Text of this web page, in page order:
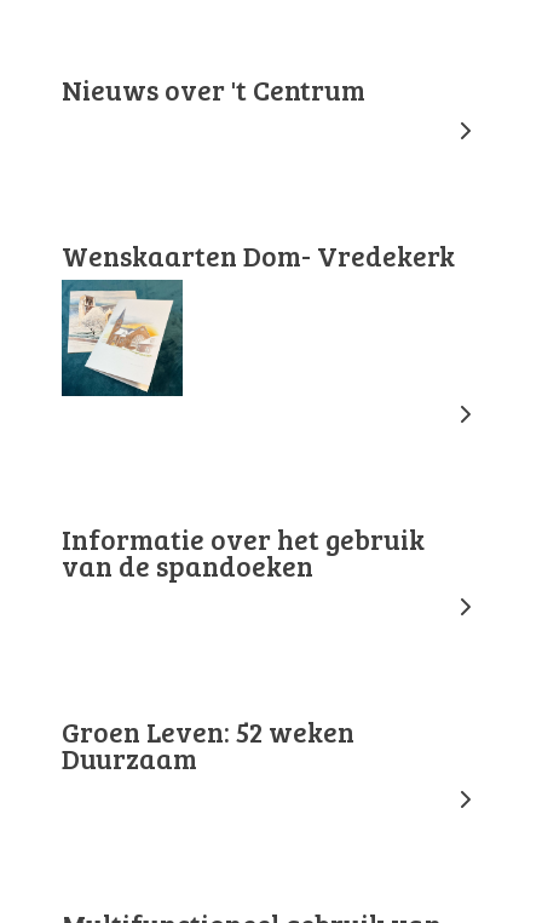
Nieuws over 't Centrum
Wenskaarten Dom- Vredekerk
Informatie over het gebruik
van de spandoeken
Groen Leven: 52 weken
Duurzaam